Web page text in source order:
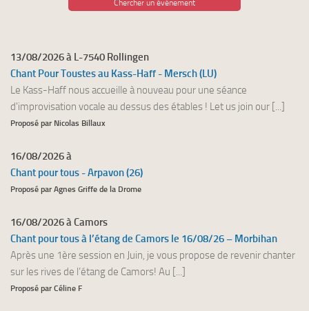
Chercher un événement
13/08/2026 à L-7540 Rollingen
Chant Pour Toustes au Kass-Haff - Mersch (LU)
Le Kass-Haff nous accueille à nouveau pour une séance
d'improvisation vocale au dessus des étables ! Let us join our [...]
Proposé par Nicolas Billaux
16/08/2026 à
Chant pour tous - Arpavon (26)
Proposé par Agnes Griffe de la Drome
16/08/2026 à Camors
Chant pour tous à l’étang de Camors le 16/08/26 – Morbihan
Après une 1ère session en Juin, je vous propose de revenir chanter
sur les rives de l’étang de Camors! Au [...]
Proposé par Céline F